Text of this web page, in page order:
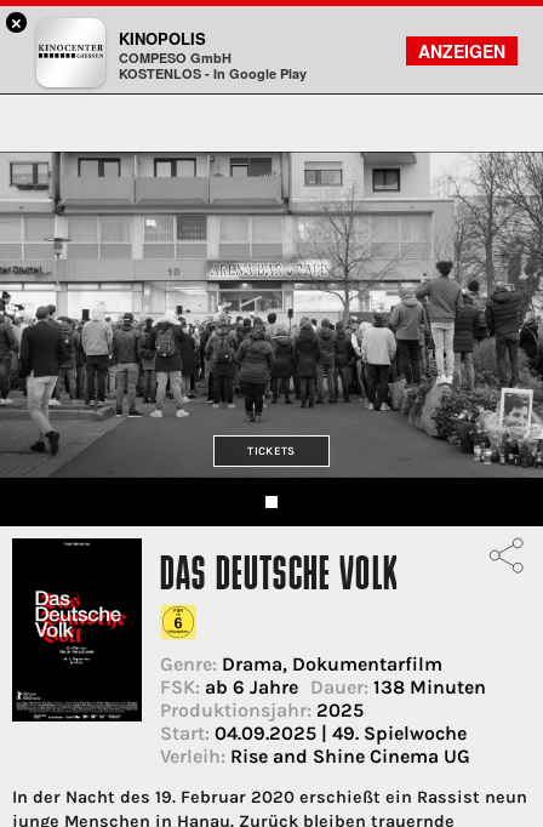
Kinopolis
FILMSUCHE
KONTO
TICKETS
DAS DEUTSCHE VOLK
Genre: Drama, Dokumentarfilm
FSK: ab 6 Jahre Dauer: 138 Minuten
Produktionsjahr: 2025
Start: 04.09.2025 | 49. Spielwoche
Verleih: Rise and Shine Cinema UG
In der Nacht des 19. Februar 2020 erschießt ein Rassist neun
junge Menschen in Hanau. Zurück bleiben trauernde
×
KINOPOLIS
COMPESO GmbH
KOSTENLOS - In Google Play
ANZEIGEN